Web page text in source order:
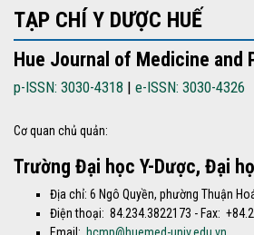
TẠP CHÍ Y DƯỢC HUẾ
Hue Journal of Medicine and
p-ISSN: 3030-4318 | e-ISSN: 3030-4326
Cơ quan chủ quản:
Trường Đại học Y-Dược, Đại
Địa chỉ: 6 Ngô Quyền, phường Thuận
Điện thoại: 84.234.3822173 - Fax:
Email: hcmp@huemed-univ.edu.vn